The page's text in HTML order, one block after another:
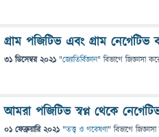
গ্রাম পজিটিভ এবং গ্রাম নেগেটিভ
31 ডিসেম্বর 2021 "জ্যোতির্বিজ্ঞান" বিভাগে জিজ্ঞাসা
আমরা পজিটিভ স্বপ্ন থেকে
01 ফেব্রুয়ারি 2021 "তত্ত্ব ও গবেষণা" বিভাগে জিজ্ঞাসা